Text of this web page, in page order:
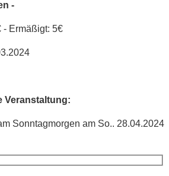
-
- Ermäßigt: 5€
Veranstaltung:
Sonntagmorgen am So.. 28.04.2024